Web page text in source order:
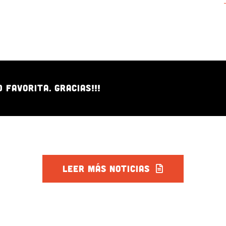
FAVORITA. GRACIAS!!!
LEER MÁS NOTICIAS